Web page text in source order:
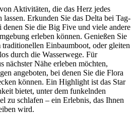
Aktivitäten, die das Herz jedes
lassen. Erkunden Sie das Delta bei Tag-
Sie die Big Five und viele andere
erleben können. Genießen Sie
Einbaumboot, oder gleiten
durch die Wasserwege. Für
nächster Nähe erleben möchten,
angeboten, bei denen Sie die Flora
können. Ein Highlight ist das Star
bietet, unter dem funkelnden
zu schlafen – ein Erlebnis, das Ihnen
wird.